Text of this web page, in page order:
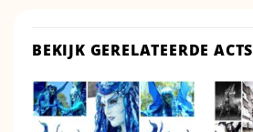
BEKIJK GERELATEERDE ACTS